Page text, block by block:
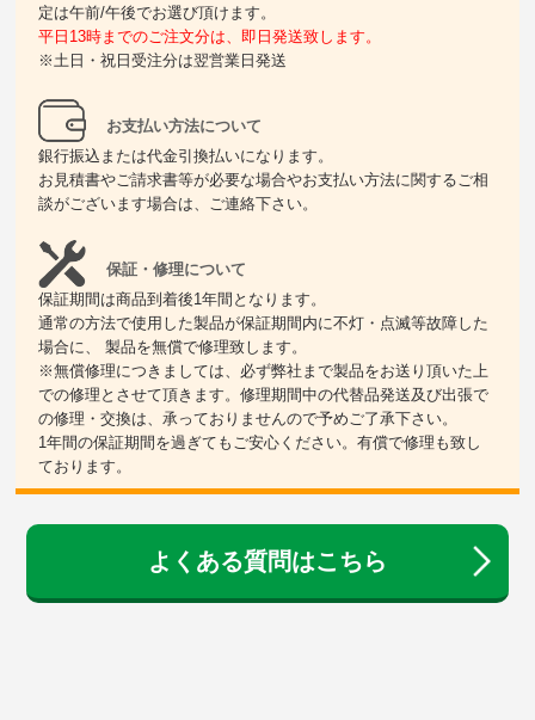
定は午前/午後でお選び頂けます。
平日13時までのご注文分は、即日発送致します。
※土日・祝日受注分は翌営業日発送
お支払い方法について
銀行振込または代金引換払いになります。
お見積書やご請求書等が必要な場合やお支払い方法に関するご相
談がございます場合は、ご連絡下さい。
保証・修理について
保証期間は商品到着後1年間となります。
通常の方法で使用した製品が保証期間内に不灯・点滅等故障した
場合に、 製品を無償で修理致します。
※無償修理につきましては、必ず弊社まで製品をお送り頂いた上
での修理とさせて頂きます。修理期間中の代替品発送及び出張で
の修理・交換は、承っておりませんので予めご了承下さい。
1年間の保証期間を過ぎてもご安心ください。有償で修理も致し
ております。
よくある質問はこちら